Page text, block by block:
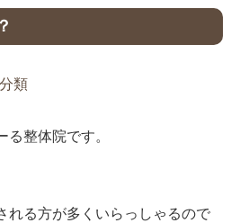
類
整体院です。
れる方が多くいらっしゃるので